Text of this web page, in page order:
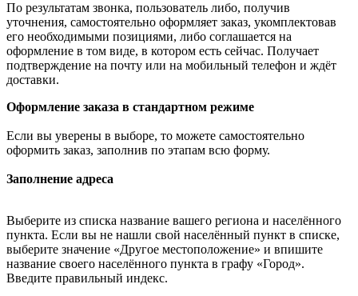
По результатам звонка, пользователь либо, получив
уточнения, самостоятельно оформляет заказ, укомплектовав
его необходимыми позициями, либо соглашается на
оформление в том виде, в котором есть сейчас. Получает
подтверждение на почту или на мобильный телефон и ждёт
доставки.
Оформление заказа в стандартном режиме
Если вы уверены в выборе, то можете самостоятельно
оформить заказ, заполнив по этапам всю форму.
Заполнение адреса
Выберите из списка название вашего региона и населённого
пункта. Если вы не нашли свой населённый пункт в списке,
выберите значение «Другое местоположение» и впишите
название своего населённого пункта в графу «Город».
Введите правильный индекс.